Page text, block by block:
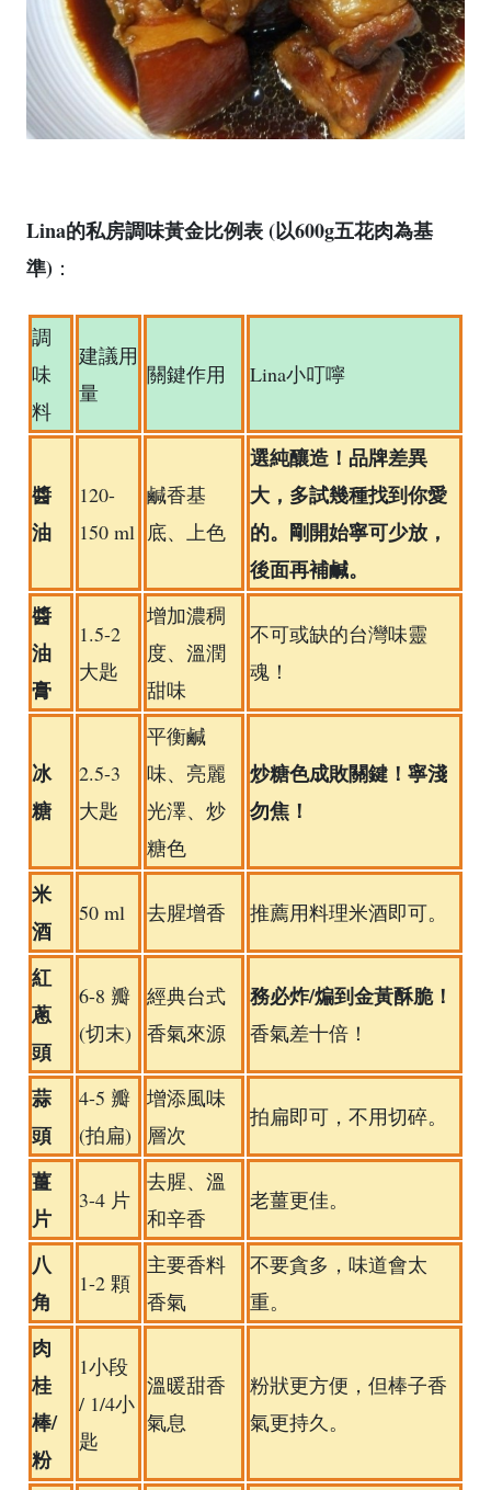
Lina的私房調味黃金比例表 (以600g五花肉為基
準) ：
調
味
料
建議用
量
關鍵作用 Lina小叮嚀
醬
油
120-
150 ml
鹹香基
底、上色
選純釀造！品牌差異
大，多試幾種找到你愛
的。剛開始寧可少放，
後面再補鹹。
醬
油
膏
1.5-2
大匙
增加濃稠
度、溫潤
甜味
不可或缺的台灣味靈
魂！
冰
糖
2.5-3
大匙
平衡鹹
味、亮麗
光澤、炒
糖色
炒糖色成敗關鍵！寧淺
勿焦！
米
酒
50 ml 去腥增香 推薦用料理米酒即可。
紅
蔥
頭
6-8 瓣
(切末)
經典台式
香氣來源
務必炸/煸到金黃酥脆！
香氣差十倍！
蒜
頭
4-5 瓣
(拍扁)
增添風味
層次
拍扁即可，不用切碎。
薑
片
3-4 片
去腥、溫
和辛香
老薑更佳。
八
角
1-2 顆
主要香料
香氣
不要貪多，味道會太
重。
肉
桂
棒/
粉
1小段
/ 1/4小
匙
溫暖甜香
氣息
粉狀更方便，但棒子香
氣更持久。